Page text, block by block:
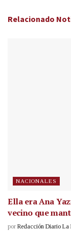
Relacionado
NACIONALES
Ella era Ana
vecino que
por Redacción Diario La